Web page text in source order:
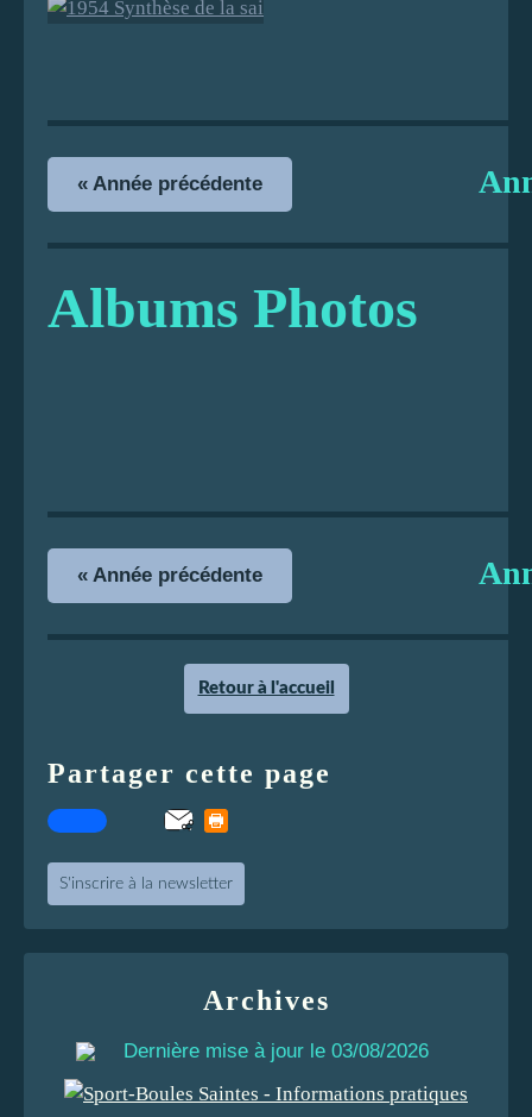
la saison
« Année précédente
Albums Photos
« Année précédente
Retour à l'accueil
Partager cette page
S'inscrire à la newsletter
Archives
Dernière mise à jour le 03/08/2026